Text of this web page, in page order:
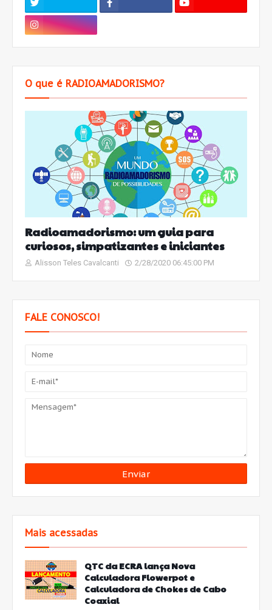
O que é RADIOAMADORISMO?
Radioamadorismo: um guia para
curiosos, simpatizantes e iniciantes
Alisson Teles Cavalcanti 2/28/2020 06:45:00 PM
FALE CONOSCO!
Mais acessadas
QTC da ECRA lança Nova
Calculadora Flowerpot e
Calculadora de Chokes de Cabo
Coaxial